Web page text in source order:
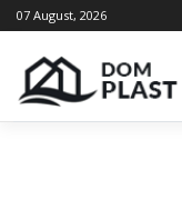
Skip
to
07 August, 2026